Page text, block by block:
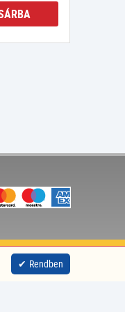
site bynitestyle
Rendben